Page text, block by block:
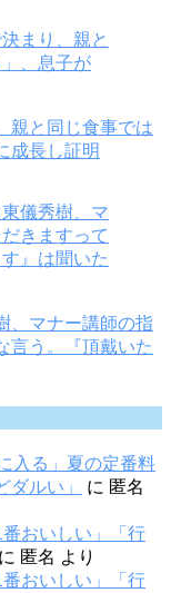
親と同じ食事では
成長し証明
、マナー講師の指
言う。『頂戴いた
入る」夏の定番料
ルい」
に 匿名
おいしい」「行
に 匿名 より
おいしい」「行